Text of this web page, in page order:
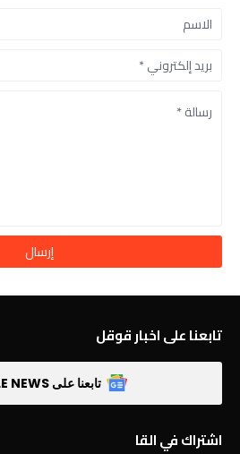
تابعنا على اخبار قوقل
تابعنا على GOOGLE NEWS
اشتراك في القا